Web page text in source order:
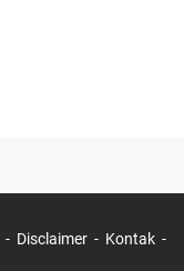
Disclaimer Kontak